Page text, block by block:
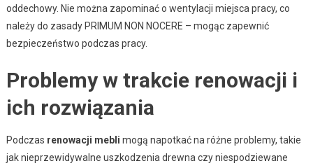
oddechowy. Nie można zapominać o wentylacji miejsca pracy, co
należy do zasady PRIMUM NON NOCERE – mogąc zapewnić
bezpieczeństwo podczas pracy.
Problemy w trakcie renowacji i
ich rozwiązania
Podczas renowacji mebli mogą napotkać na różne problemy, takie
jak nieprzewidywalne uszkodzenia drewna czy niespodziewane